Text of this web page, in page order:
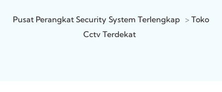
Pusat Perangkat Security System Terlengkap > Toko
Cctv Terdekat